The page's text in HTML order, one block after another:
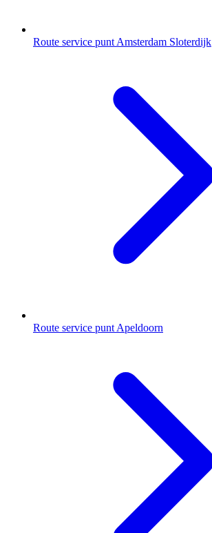
Route service punt Amsterdam Sloterdijk
Route service punt Apeldoorn